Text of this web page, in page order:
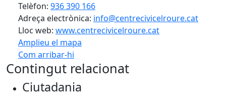
Telèfon: 936 390 166
Adreça electrònica: info@centrecivicelroure.cat
Lloc web: www.centrecivicelroure.cat
Amplieu el mapa
Com arribar-hi
+
−
Contingut relacionat
Ciutadania